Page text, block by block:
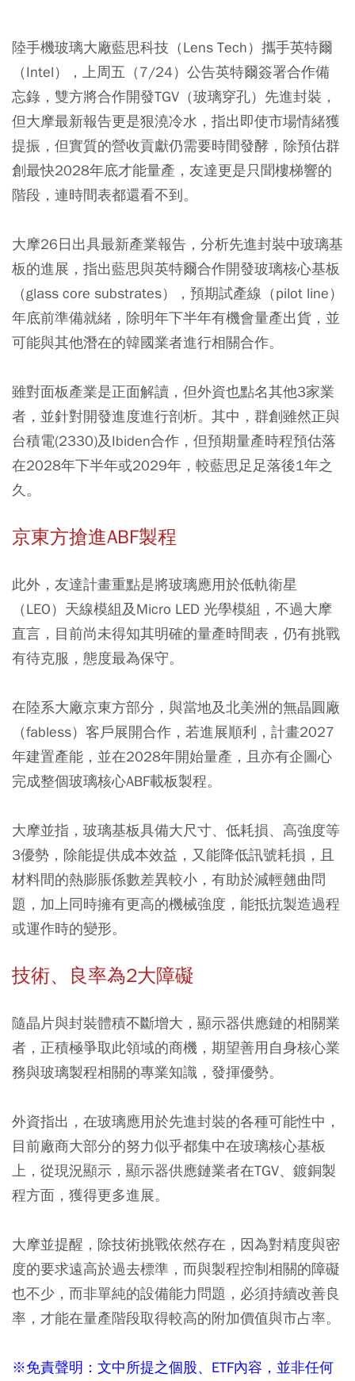
陸手機玻璃大廠藍思科技（Lens Tech）攜手英特爾
（Intel），上周五（7/24）公告英特爾簽署合作備
忘錄，雙方將合作開發TGV（玻璃穿孔）先進封裝，
但大摩最新報告更是狠澆冷水，指出即使市場情緒獲
提振，但實質的營收貢獻仍需要時間發酵，除預估群
創最快2028年底才能量產，友達更是只聞樓梯響的
階段，連時間表都還看不到。
大摩26日出具最新產業報告，分析先進封裝中玻璃基
板的進展，指出藍思與英特爾合作開發玻璃核心基板
（glass core substrates），預期試產線（pilot line）
年底前準備就緒，除明年下半年有機會量產出貨，並
可能與其他潛在的韓國業者進行相關合作。
雖對面板產業是正面解讀，但外資也點名其他3家業
者，並針對開發進度進行剖析。其中，群創雖然正與
台積電(2330)及Ibiden合作，但預期量產時程預估落
在2028年下半年或2029年，較藍思足足落後1年之
久。
京東方搶進ABF製程
此外，友達計畫重點是將玻璃應用於低軌衛星
（LEO）天線模組及Micro LED 光學模組，不過大摩
直言，目前尚未得知其明確的量產時間表，仍有挑戰
有待克服，態度最為保守。
在陸系大廠京東方部分，與當地及北美洲的無晶圓廠
（fabless）客戶展開合作，若進展順利，計畫2027
年建置產能，並在2028年開始量產，且亦有企圖心
完成整個玻璃核心ABF載板製程。
大摩並指，玻璃基板具備大尺寸、低耗損、高強度等
3優勢，除能提供成本效益，又能降低訊號耗損，且
材料間的熱膨脹係數差異較小，有助於減輕翹曲問
題，加上同時擁有更高的機械強度，能抵抗製造過程
或運作時的變形。
技術、良率為2大障礙
隨晶片與封裝體積不斷增大，顯示器供應鏈的相關業
者，正積極爭取此領域的商機，期望善用自身核心業
務與玻璃製程相關的專業知識，發揮優勢。
外資指出，在玻璃應用於先進封裝的各種可能性中，
目前廠商大部分的努力似乎都集中在玻璃核心基板
上，從現況顯示，顯示器供應鏈業者在TGV、鍍銅製
程方面，獲得更多進展。
大摩並提醒，除技術挑戰依然存在，因為對精度與密
度的要求遠高於過去標準，而與製程控制相關的障礙
也不少，而非單純的設備能力問題，必須持續改善良
率，才能在量產階段取得較高的附加價值與市占率。
※免責聲明：文中所提之個股、ETF內容，並非任何